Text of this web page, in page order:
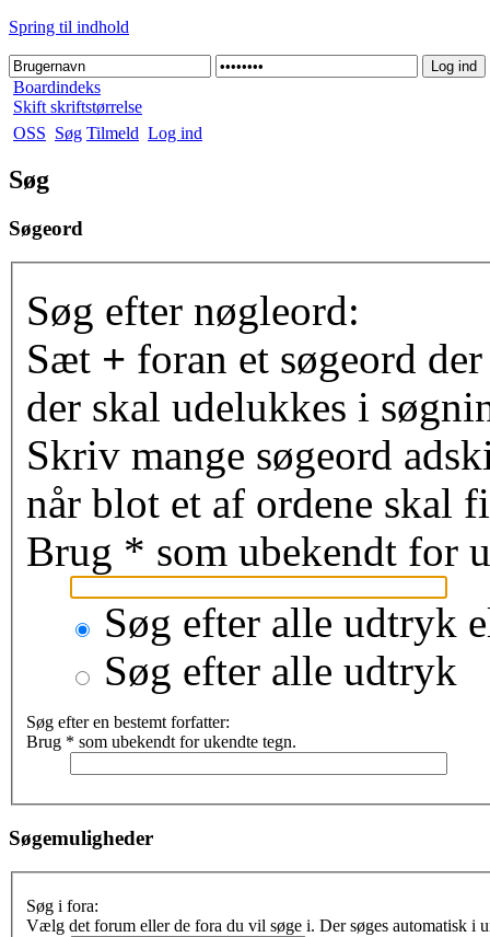
Spring til indhold
Boardindeks
Skift skriftstørrelse
OSS Søg Tilmeld Log ind
Søg
Søgeord
Søg efter nøgleord:
Sæt + foran et søgeord
der skal udelukkes i
Skriv mange søgeord
når blot et af ordene skal
Brug * som ubekendt for
Søg efter alle udtryk
Søg efter alle udtryk
Søg efter en bestemt forfatter:
Brug * som ubekendt for ukendte tegn.
Søgemuligheder
Søg i fora:
Vælg det forum eller de fora du vil søge i. Der søges automatisk i